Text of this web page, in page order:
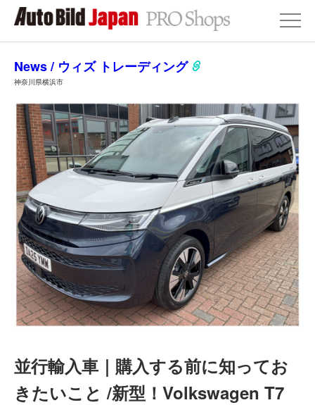
News / ウィズ トレーディング
神奈川県横浜市
並行輸入車｜購入する前に知ってお
きたいこと /新型！Volkswagen T7